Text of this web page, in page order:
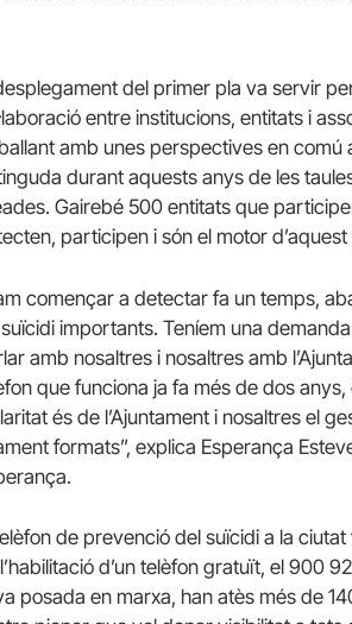
del primer pla va servir
entre institucions, entitats i
amb unes perspectives en
durant aquests anys de les
Gairebé 500 entitats que
participen i són el motor d’aquest
començar a detectar fa un temps,
importants. Teníem una
amb nosaltres i nosaltres amb
que funciona ja fa més de dos
és de l’Ajuntament i nosaltres el
formats”, explica Esperança
de prevenció del suïcidi a la
d’un telèfon gratuït, el 900
posada en marxa, han atès més de